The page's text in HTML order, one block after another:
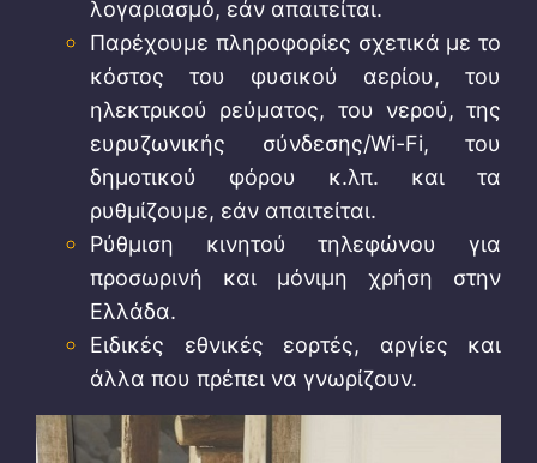
λογαριασμό, εάν απαιτείται.
Παρέχουμε πληροφορίες σχετικά με το
κόστος του φυσικού αερίου, του
ηλεκτρικού ρεύματος, του νερού, της
ευρυζωνικής σύνδεσης/Wi-Fi, του
δημοτικού φόρου κ.λπ. και τα
ρυθμίζουμε, εάν απαιτείται.
Ρύθμιση κινητού τηλεφώνου για
προσωρινή και μόνιμη χρήση στην
Ελλάδα.
Ειδικές εθνικές εορτές, αργίες και
άλλα που πρέπει να γνωρίζουν.